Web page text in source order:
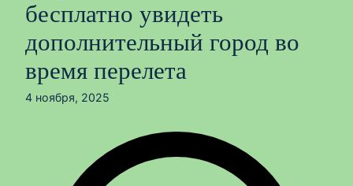
бесплатно увидеть
дополнительный город во
время перелета
4 ноября, 2025